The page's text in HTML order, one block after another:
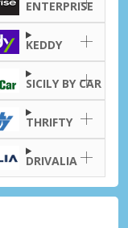
ENTERPRISE
KEDDY
SICILY BY CAR
THRIFTY
DRIVALIA